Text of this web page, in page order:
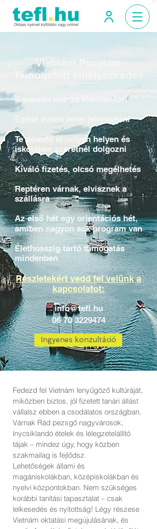
Vietnám Program
Támogatott elhelyezkedés
Garantált munka Vietnámban
Egész évben lehet jelentkezni
Te döntöd el milyen helyen és
iskolában szeretnél dolgozni
Kiváló fizetés, olcsó megélhetés
Reptéren várnak, elvisznek a
szállásra
Az első hét egy orientációs hét,
amiben nagyon sok program van
Élethosszig tartó támogatás
mindenben
Részletekért vedd fel velünk a
kapcsolatot:
info@tefl.hu
06 70 3229474
Ingyenes konzultáció
Fedezd fel Vietnám lenyűgöző kultúráját,
miközben biztos, jól fizetett tanári állást
vállalsz ebben a csodálatos országban.
Várnak Rád pezsgő nagyvárosok,
ínycsiklandó ételek és lélegzetelállító
tájak – mindez úgy, hogy közben
szakmailag is fejlődsz.
Lehetőségek állami és
magániskolákban, középiskolákban és
nyelvi központokban. Nem szükséges
korábbi tanítási tapasztalat – csak
lelkesedés és nyitottság! Légy részese
Vietnám oktatási megújulásának, és